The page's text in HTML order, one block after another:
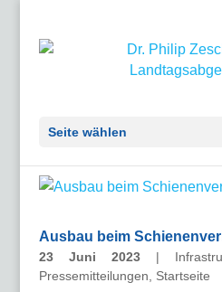
Seite wählen
Ausbau beim
23 Juni 2023|
Pressemitteilungen
Startseite